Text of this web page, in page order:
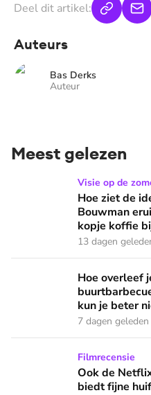
Deel dit artikel:
Auteurs
Bas Derks
Auteur
Meest gelezen
Hoe ziet de ideale
Visie op de
Hoe ziet de
Bouwman
kopje koffie
13 dagen
Hoe overleef je alsHoe overleef
kun je beter
7 dagen geleden
Ook de Netflixversie van
Filmrecensie
Ook de
biedt fijne